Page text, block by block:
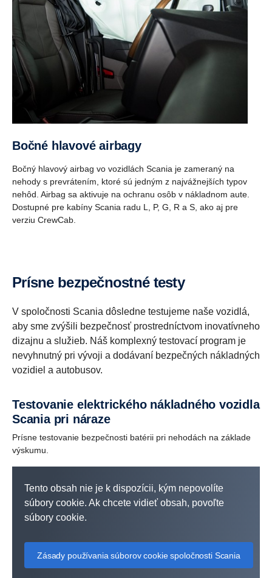
Bočné hlavové airbagy
Bočný hlavový airbag vo vozidlách Scania je zameraný na
nehody s prevrátením, ktoré sú jedným z najvážnejších typov
nehôd. Airbag sa aktivuje na ochranu osôb v nákladnom aute.
Dostupné pre kabíny Scania radu L, P, G, R a S, ako aj pre
verziu CrewCab.
Prísne bezpečnostné testy
V spoločnosti Scania dôsledne testujeme naše vozidlá,
aby sme zvýšili bezpečnosť prostredníctvom inovatívneho
dizajnu a služieb. Náš komplexný testovací program je
nevyhnutný pri vývoji a dodávaní bezpečných nákladných
vozidiel a autobusov.
Testovanie elektrického nákladného vozidla
Scania pri náraze
Prísne testovanie bezpečnosti batérii pri nehodách na základe
výskumu.
Tento obsah nie je k dispozícii, kým nepovolíte
súbory cookie. Ak chcete vidieť obsah, povoľte
súbory cookie.
Zásady používania súborov cookie spoločnosti Scania